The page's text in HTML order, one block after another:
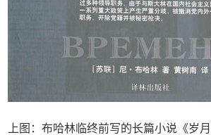
上图：布哈林临终前写的长篇小说《岁月